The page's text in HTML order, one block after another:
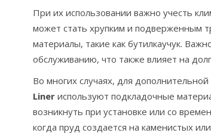
При их использовании важно учесть
может стать хрупким и подверженным
материалы, такие как бутилкаучук.
обслуживанию, что также влияет на
Во многих случаях, для
Liner используют подкладочные
возникнуть при установке или со
когда пруд создается на каменистых